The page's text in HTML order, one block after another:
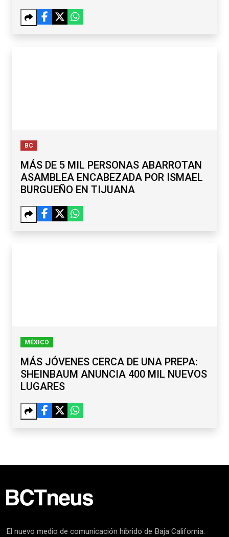
BC
MÁS DE 5 MIL PERSONAS ABARROTAN
ASAMBLEA ENCABEZADA POR ISMAEL
BURGUEÑO EN TIJUANA
MÉXICO
MÁS JÓVENES CERCA DE UNA PREPA:
SHEINBAUM ANUNCIA 400 MIL NUEVOS
LUGARES
El nuevo medio de comunicación híbrido de Baja California.